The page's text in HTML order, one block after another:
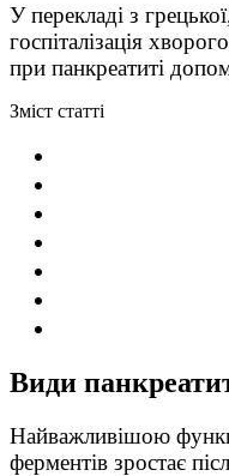
У перекладі з
госпіталізація
при панкреатиті
Зміст статті
Види
Найважливішою
ферментів зростає